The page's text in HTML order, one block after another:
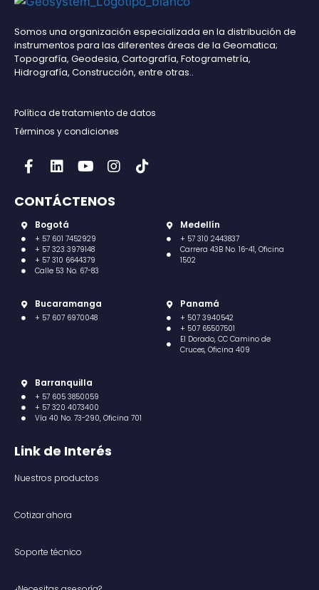
Somos una organización especializada en la distribución de
instrumentos para las diferentes áreas de la Geomatica;
Topografía, Geodesia, Cartografía, Fotogrametría,
Hidrografía, Construcción, entre otras..
Política de tratamiento de datos
Términos y condiciones
CONTÁCTENOS
Bogotá
+ 57 601 7452929
+ 57 323 3979148
+ 57 310 6644379
Calle 53 No. 67-83
Medellín
+ 57 310 2443837
Carrera 43B No. 16-41, Oficina
1502
Bucaramanga
+ 57 607 6970048
Panamá
+ 507 3940542
+ 507 65507501
El Dorado, CC Camino de
Cruces, Oficina 409
Barranquilla
+ 57 605 3850059
+ 57 320 4073400
Vía 40 No. 73-290, Oficina 701
Link de Interés
Nuestros productos
Cotizar ahora
Soporte técnico